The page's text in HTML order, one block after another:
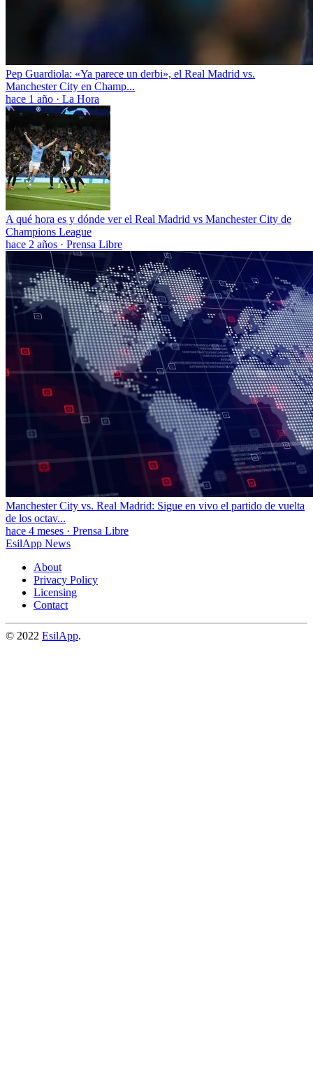
Pep Guardiola: «Ya parece un derbi», el Real Madrid vs.
Manchester City en Champ...
hace 1 año · La Hora
A qué hora es y dónde ver el Real Madrid vs Manchester City de
Champions League
hace 2 años · Prensa Libre
Manchester City vs. Real Madrid: Sigue en vivo el partido de vuelta
de los octav...
hace 4 meses · Prensa Libre
EsilApp News
About
Privacy Policy
Licensing
Contact
© 2022 EsilApp.